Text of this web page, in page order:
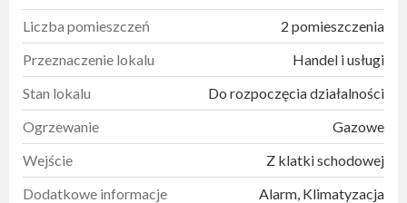
Liczba pomieszczeń
2 pomieszczenia
Przeznaczenie lokalu
Handel i usługi
Stan lokalu
Do rozpoczęcia działalności
Ogrzewanie
Gazowe
Wejście
Z klatki schodowej
Dodatkowe informacje
Alarm, Klimatyzacja